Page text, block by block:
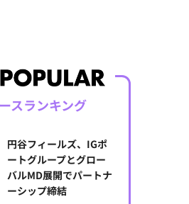
スランキング
円谷フィールズ、IGポ
ートグループとグロー
バルMD展開でパートナ
ーシップ締結